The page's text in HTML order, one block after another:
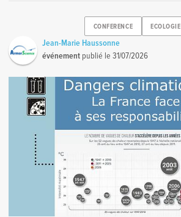
CONFERENCE ECOLOGIE
Jean-Marie Haussonne
événement publié le31/07/2026